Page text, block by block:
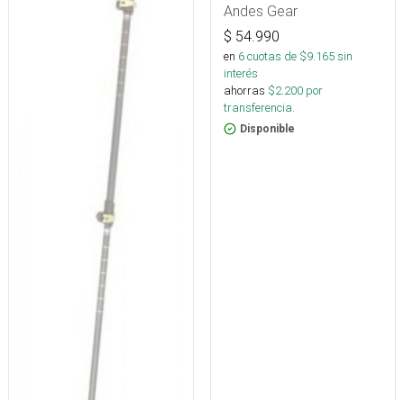
Andes Gear
$ 54.990
en 6cuotas de $9.165sin
interés
ahorras $2.200 por
transferencia.
Disponible